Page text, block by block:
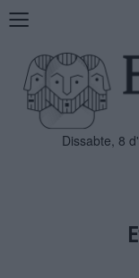
Mostra
navegació
Dissabte, 8